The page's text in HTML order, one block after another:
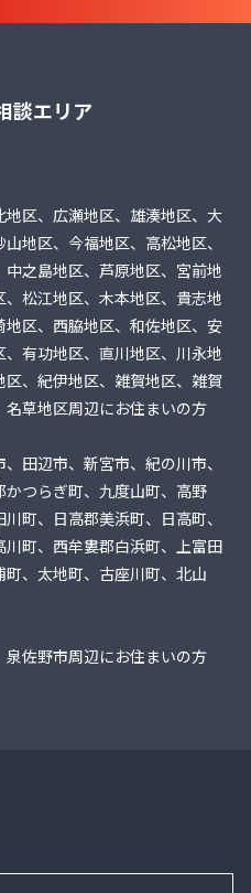
談エリア
区、広瀬地区、雄湊地区、大
地区、今福地区、高松地区、
之島地区、芦原地区、宮前地
松江地区、木本地区、貴志地
区、西脇地区、和佐地区、安
有功地区、直川地区、川永地
、紀伊地区、雑賀地区、雑賀
草地区周辺にお住まいの方
田辺市、新宮市、紀の川市、
つらぎ町、九度山町、高野
町、日高郡美浜町、日高町、
町、西牟婁郡白浜町、上富田
、太地町、古座川町、北山
佐野市周辺にお住まいの方